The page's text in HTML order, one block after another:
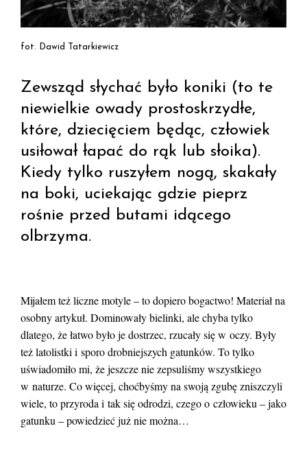
fot. Dawid Tatarkiewicz
Zewsząd słychać było koniki (to te
niewielkie owady prostoskrzydłe,
które, dziecięciem będąc, człowiek
usiłował łapać do rąk lub słoika).
Kiedy tylko ruszyłem nogą, skakały
na boki, uciekając gdzie pieprz
rośnie przed butami idącego
olbrzyma.
Mijałem też liczne motyle – to dopiero bogactwo! Materiał na
osobny artykuł. Dominowały bielinki, ale chyba tylko
dlatego, że łatwo było je dostrzec, rzucały się w oczy. Były
też latolistki i sporo drobniejszych gatunków. To tylko
uświadomiło mi, że jeszcze nie zepsuliśmy wszystkiego
w naturze. Co więcej, choćbyśmy na swoją zgubę zniszczyli
wiele, to przyroda i tak się odrodzi, czego o człowieku – jako
gatunku – powiedzieć już nie można…